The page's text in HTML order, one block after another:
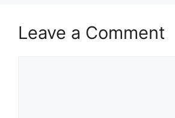
Leave a Comment